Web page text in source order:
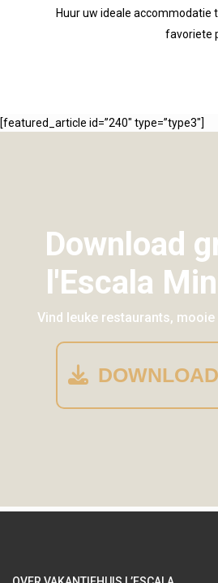
Huur uw ideale accommodatie
favoriete
[featured_article id=”240″ type=”type3″]
Download
l'Escala
Vind leuke restaurants,